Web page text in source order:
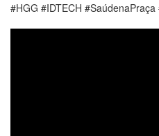
#HGG #IDTECH